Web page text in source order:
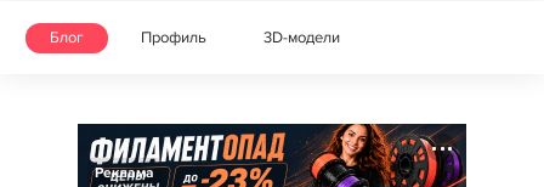
Блог Профиль 3D-модели
Реклама